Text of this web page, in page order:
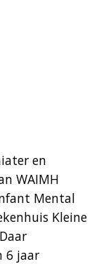
en
WAIMH
Mental
Kleine
6 jaar